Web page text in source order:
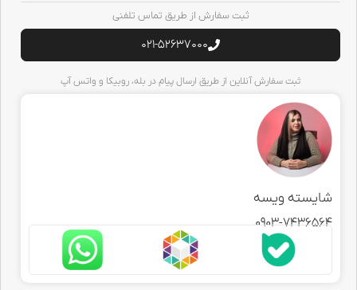
ثبت سفارش از طریق تماس تلفنی
021-52637000
ثبت سفارش آنلاین از طریق ارسال پیام در بله، روبیکا و واتس آپ
شایسته ویسه
0903-7436564